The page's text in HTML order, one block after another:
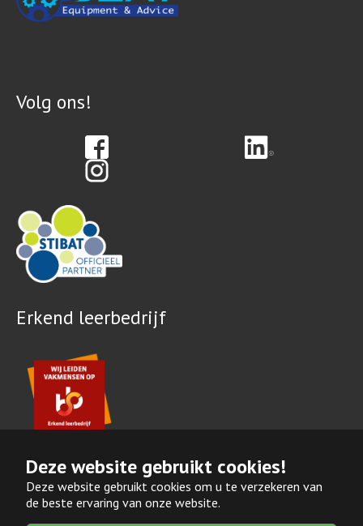
Deze website gebruikt cookies!
Deze website gebruikt cookies om u te verzekeren van
de beste ervaring van onze website.
Volg ons!
Erkend leerbedrijf